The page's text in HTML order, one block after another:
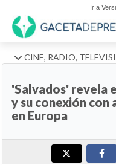
Ir a
CINE, RADIO,
'Salvados' revela
y su conexión con
en Europa